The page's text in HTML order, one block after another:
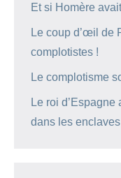
Et si Homère
Le coup d’œil de
complotistes !
Le complotisme
Le roi
dans les